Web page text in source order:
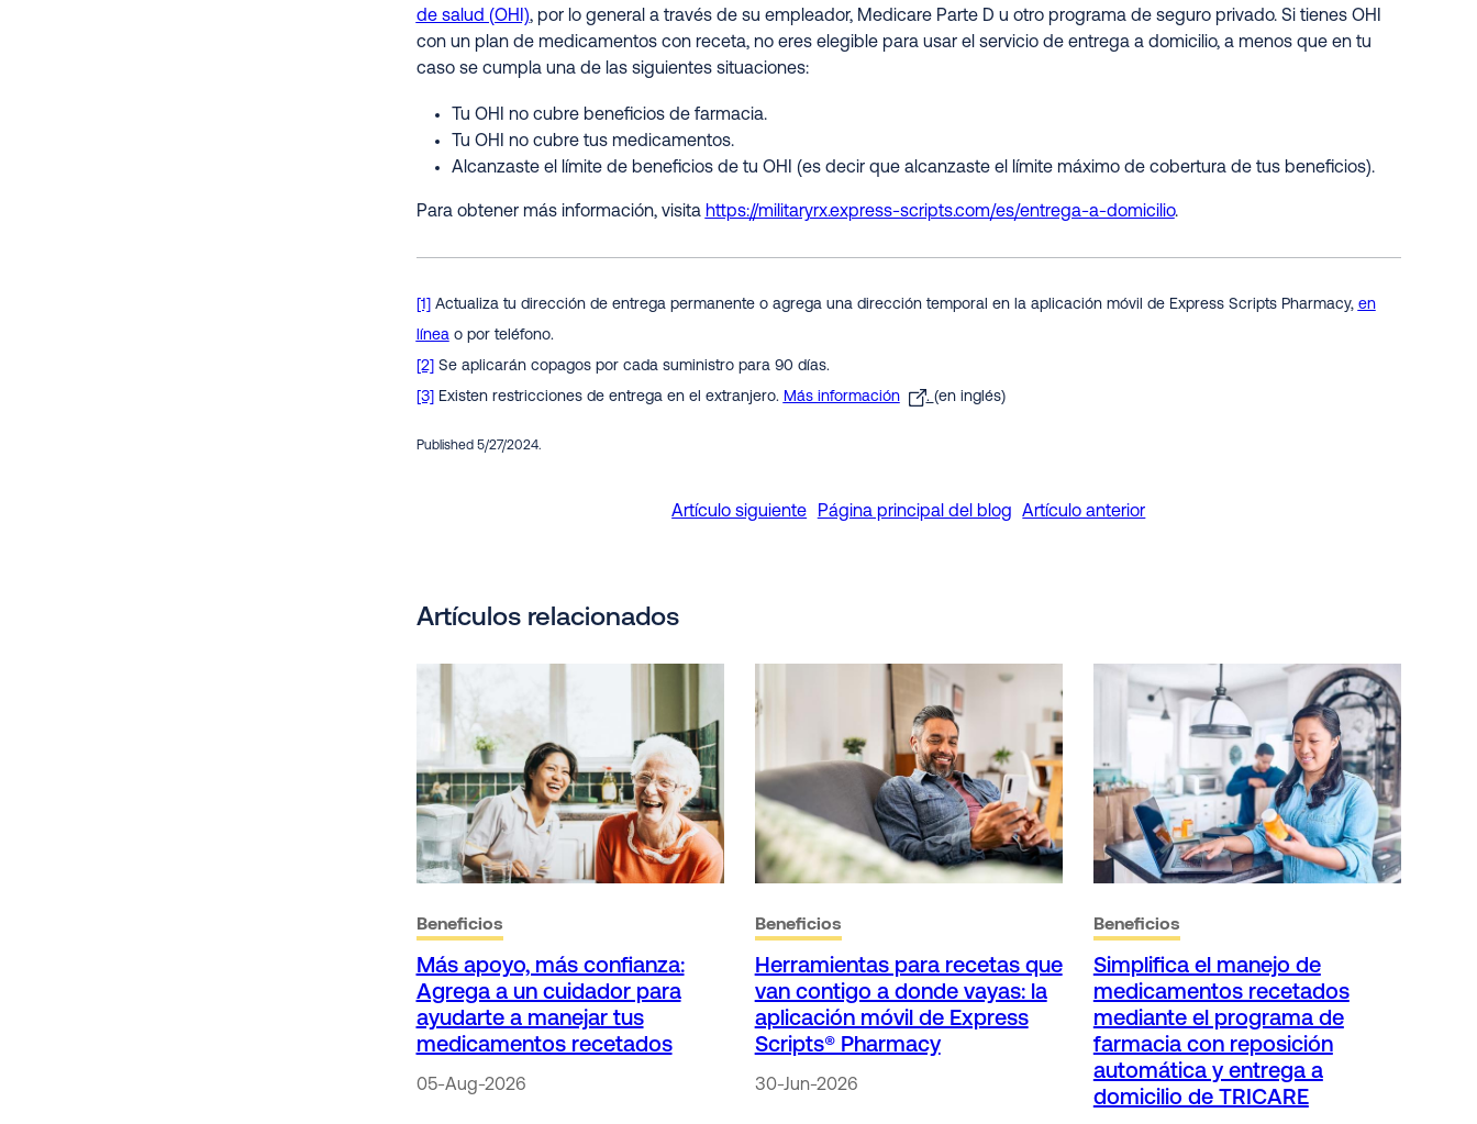
de salud (OHI), por lo general a través de su empleador, Medicare Parte D u otro programa de seguro privado. Si tienes OHI
con un plan de medicamentos con receta, no eres elegible para usar el servicio de entrega a domicilio, a menos que en tu
caso se cumpla una de las siguientes situaciones:
Tu OHI no cubre beneficios de farmacia.
Tu OHI no cubre tus medicamentos.
Alcanzaste el límite de beneficios de tu OHI (es decir que alcanzaste el límite máximo de cobertura de tus beneficios).
Para obtener más información, visita https://militaryrx.express-scripts.com/es/entrega-a-domicilio.
[1] Actualiza tu dirección de entrega permanente o agrega una dirección temporal en la aplicación móvil de Express Scripts Pharmacy, en
líneao por teléfono.
[2] Se aplicarán copagos por cada suministro para 90 días.
[3] Existen restricciones de entrega en el extranjero. Más información . (en inglés)
Published 5/27/2024.
Artículo siguiente Página principal del blog Artículo anterior
Artículos relacionados
Beneficios
Más apoyo, más confianza:
Agrega a un cuidador para
ayudarte a manejar tus
medicamentos recetados
05-Aug-2026
Beneficios
Herramientas para recetas que
van contigo a donde vayas: la
aplicación móvil de Express
Scripts® Pharmacy
30-Jun-2026
Beneficios
Simplifica el manejo de
medicamentos recetados
mediante el programa de
farmacia con reposición
automática y entrega a
domicilio de TRICARE